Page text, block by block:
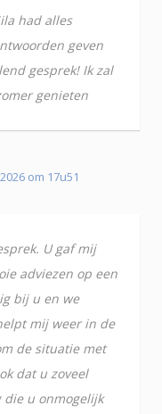
had alles
geven
gesprek! Ik zal
genieten
om 17u51
U gaf mij
adviezen op een
bij u en we
mij weer in de
de situatie met
dat u zoveel
die u onmogelijk